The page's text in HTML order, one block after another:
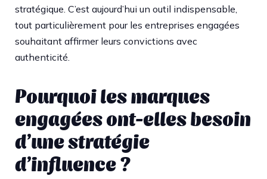
stratégique. C’est aujourd’hui un outil indispensable,
tout particulièrement pour les entreprises engagées
souhaitant affirmer leurs convictions avec
authenticité.
Pourquoi les marques
engagées ont-elles besoin
d’une stratégie
d’influence ?